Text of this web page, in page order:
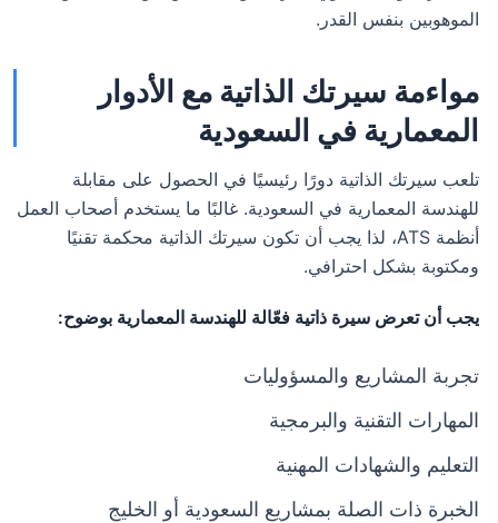
الموهوبين بنفس القدر.
مواءمة سيرتك الذاتية مع الأدوار
المعمارية في السعودية
تلعب سيرتك الذاتية دورًا رئيسيًا في الحصول على مقابلة
للهندسة المعمارية في السعودية. غالبًا ما يستخدم أصحاب العمل
أنظمة ATS، لذا يجب أن تكون سيرتك الذاتية محكمة تقنيًا
ومكتوبة بشكل احترافي.
يجب أن تعرض سيرة ذاتية فعّالة للهندسة المعمارية بوضوح:
تجربة المشاريع والمسؤوليات
المهارات التقنية والبرمجية
التعليم والشهادات المهنية
الخبرة ذات الصلة بمشاريع السعودية أو الخليج